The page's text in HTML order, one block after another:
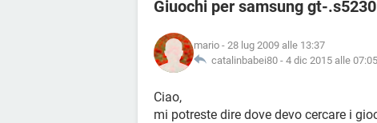
Giuochi per samsung gt-.s5230
mario - 28 lug 2009 alle 13:37
catalinbabei80 - 4 dic 2015 alle 07:05
Ciao,
mi potreste dire dove devo cercare i